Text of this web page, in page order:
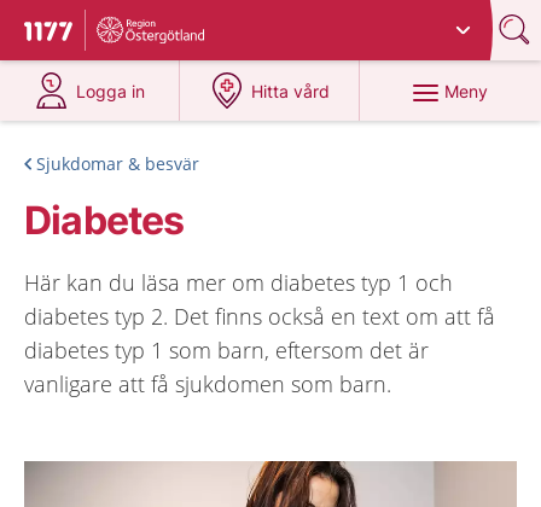
Till startsidan för 1177
Du har valt region
Logga in
på 1177.se
Hitta vård
på 1177.se
Meny
Sjukdomar & besvär
Diabetes
Här kan du läsa mer om diabetes typ 1 och
diabetes typ 2. Det finns också en text om att få
diabetes typ 1 som barn, eftersom det är
vanligare att få sjukdomen som barn.